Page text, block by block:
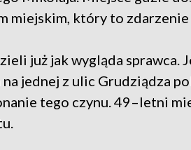
który to zdarzenie
już jak wygląda sprawca.
jednej z ulic Grudziądza
tego czynu. 49–letni